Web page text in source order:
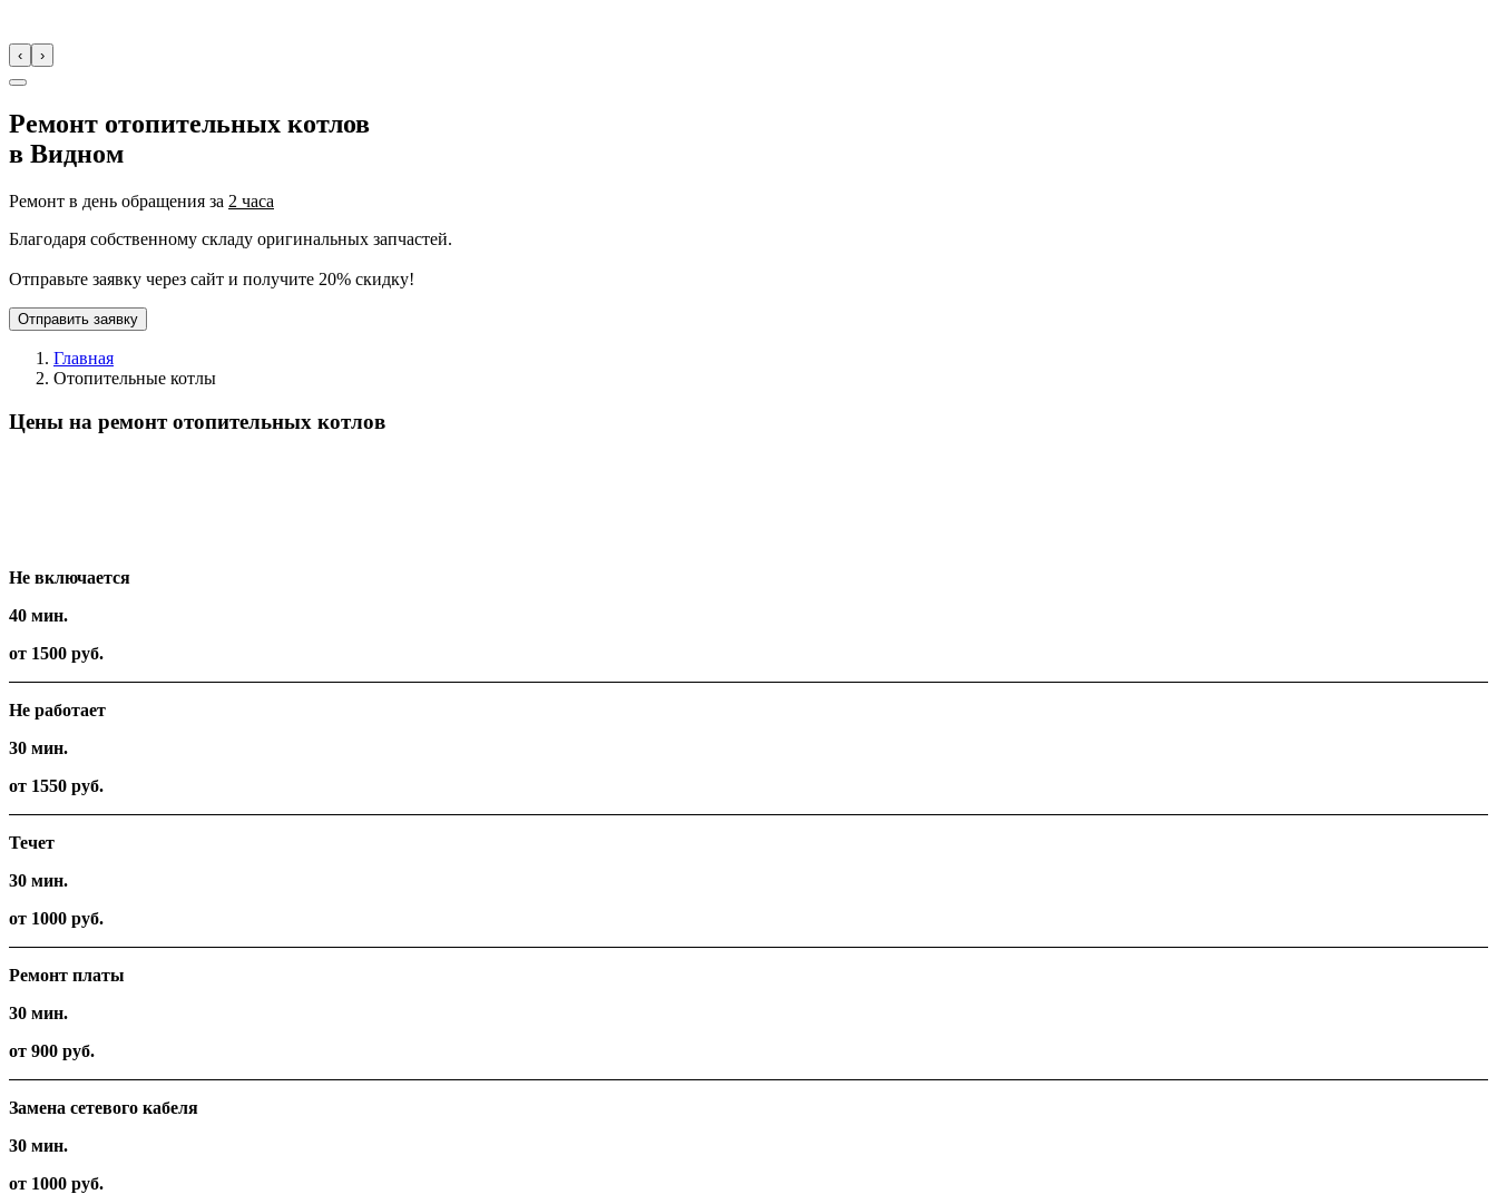
‹ ›
Ремонт отопительных котлов
в Видном
Ремонт в день обращения за 2 часа
Благодаря собственному складу оригинальных запчастей.
Отправьте заявку через сайт и получите 20% скидку!
Отправить заявку
Главная
Отопительные котлы
Цены на ремонт отопительных котлов
Не включается
40 мин.
от 1500 руб.
Не работает
30 мин.
от 1550 руб.
Течет
30 мин.
от 1000 руб.
Ремонт платы
30 мин.
от 900 руб.
Замена сетевого кабеля
30 мин.
от 1000 руб.